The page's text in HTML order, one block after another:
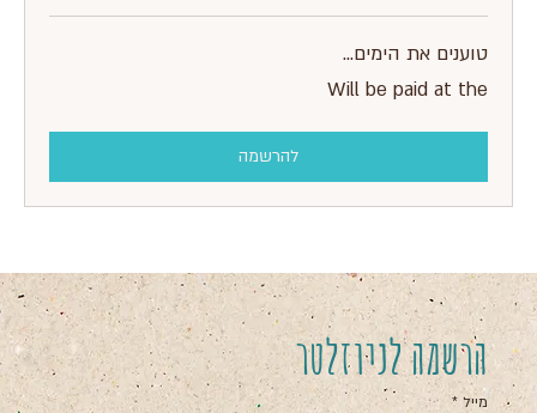
טוענים את הימים...
be
the
Will be paid at the
להרשמה
הרשמה לניוזלטר
מייל *